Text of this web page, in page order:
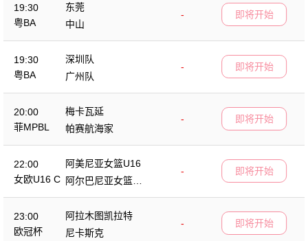
19:30
粤BA
东莞
-
中山
即将开始
19:30
粤BA
深圳队
-
广州队
即将开始
20:00
菲MPBL
梅卡瓦延
-
帕赛航海家
即将开始
22:00
女欧U16 C
阿美尼亚女篮U16
-
阿尔巴尼亚女篮U1
6
即将开始
23:00
欧冠杯
阿拉木图凯拉特
-
尼卡斯克
即将开始